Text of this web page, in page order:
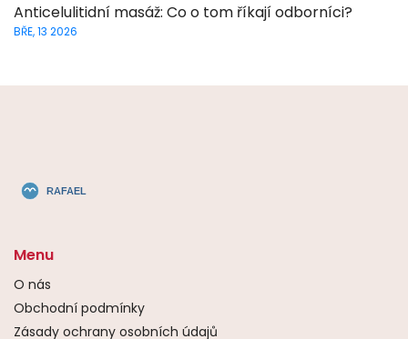
Anticelulitidní masáž: Co o tom říkají odborníci?
BŘE, 13 2026
Menu
O nás
Obchodní podmínky
Zásady ochrany osobních údajů